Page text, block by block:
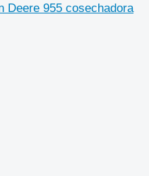
Deere 955 cosechadora